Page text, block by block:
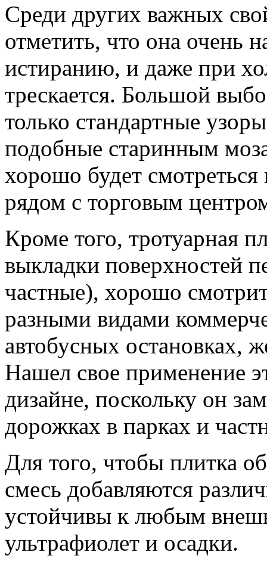
Среди других важных
отметить, что она очень
истиранию, и даже при
трескается. Большой
только стандартные
подобные старинным
хорошо будет
рядом с торговым
Кроме того, тротуарная
выкладки поверхностей
частные), хорошо
разными видами
автобусных остановках,
Нашел свое применение
дизайне, поскольку он
дорожках в парках и
Для того, чтобы плитка
смесь добавляются
устойчивы к любым
ультрафиолет и осадки.